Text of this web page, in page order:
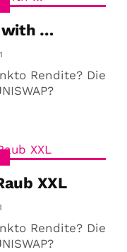
with …
Rendite? Die
XXL
Rendite? Die